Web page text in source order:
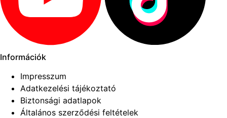
Információk
Impresszum
Adatkezelési tájékoztató
Biztonsági adatlapok
Általános szerződési feltételek